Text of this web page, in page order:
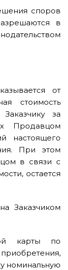
споров
в
от
стоимость
за
Продавцом
настоящего
При этом
в связи с
остается
Заказчиком
карты по
номинальную